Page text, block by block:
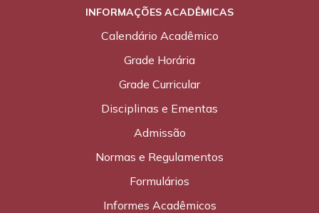
INFORMAÇÕES ACADÊMICAS
Calendário Acadêmico
Grade Horária
Grade Curricular
Disciplinas e Ementas
Admissão
Normas e Regulamentos
Formulários
Informes Acadêmicos